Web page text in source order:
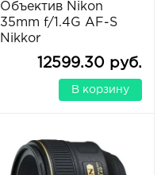
Объектив Nikon
35mm f/1.4G AF-S
Nikkor
12599.30 руб.
В корзину